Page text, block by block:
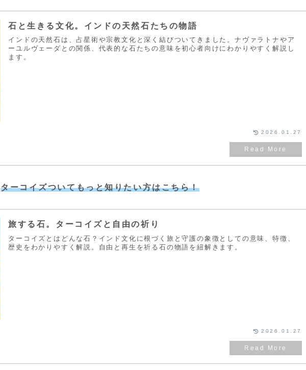
石と生きる文化。インドの天然石たちの物語
インドの天然石は、占星術や宗教文化と深く結びついてきました。ナヴァラトナやア
ーユルヴェーダとの関係、代表的な石たちの意味を初心者向けにわかりやすく解説し
ます。
2026.01.27
ターコイズついてもっと知りたい方はこちら！
旅する石。ターコイズと自由の祈り
ターコイズとはどんな石？インド文化に根づく旅と守護の象徴としての意味、特徴、
歴史をわかりやすく解説。自由と再生を祈る石の物語を紐解きます。
2026.01.27